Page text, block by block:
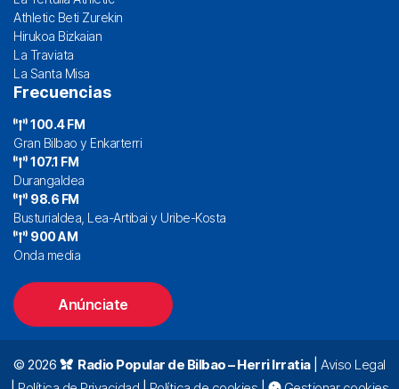
Athletic Beti Zurekin
Hirukoa Bizkaian
La Traviata
La Santa Misa
Frecuencias
100.4 FM
Gran Bilbao y Enkarterri
107.1 FM
Durangaldea
98.6 FM
Busturialdea, Lea-Artibai y Uribe-Kosta
900 AM
Onda media
Anúnciate
© 2026 Radio Popular de Bilbao – Herri Irratia| Aviso Legal